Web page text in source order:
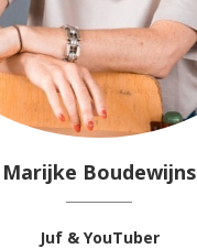
Marijke Boudewijns
Juf & YouTuber